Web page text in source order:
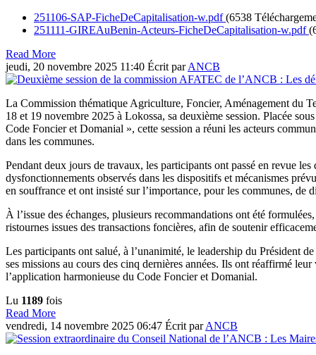
251106-SAP-FicheDeCapitalisation-w.pdf(6538
251111-GIREAuBenin-Acteurs-FicheDeCapitalisation-w.pdf
Read More
jeudi, 20 novembre 2025 11:40 Écrit parANCB
La Commission thématique Agriculture, Foncier, Aménagement du
18 et 19 novembre 2025 à Lokossa, sa deuxième session. Placée
Code Foncier et Domanial », cette session a réuni les acteurs
dans les communes.
Pendant deux jours de travaux, les participants ont passé en revue
dysfonctionnements observés dans les dispositifs et mécanismes
en souffrance et ont insisté sur l’importance, pour les communes, de
À l’issue des échanges, plusieurs recommandations ont été
ristournes issues des transactions foncières, afin de soutenir
Les participants ont salué, à l’unanimité, le leadership du
ses missions au cours des cinq dernières années. Ils ont réaffirmé
l’application harmonieuse du Code Foncier et Domanial.
Lu 1189 fois
Read More
vendredi, 14 novembre 2025 06:47 Écrit parANCB